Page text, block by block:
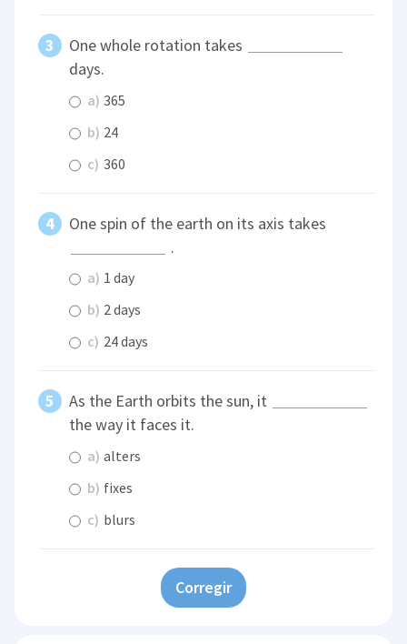
One whole rotation takes
days.
a) 365
b) 24
c) 360
One spin of the earth on its axis takes
.
a) 1 day
b) 2 days
c) 24 days
As the Earth orbits the sun, it
the way it faces it.
a) alters
b) fixes
c) blurs
Corregir